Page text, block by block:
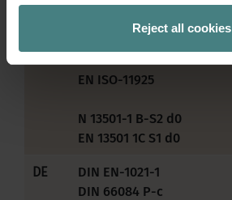
Reject all cookies
EN 1021-2
EN 13823
EN ISO-11925
N 13501-1 B-S2 d0
EN 13501 1C S1 d0
DE
DIN EN-1021-1
DIN 66084 P-c